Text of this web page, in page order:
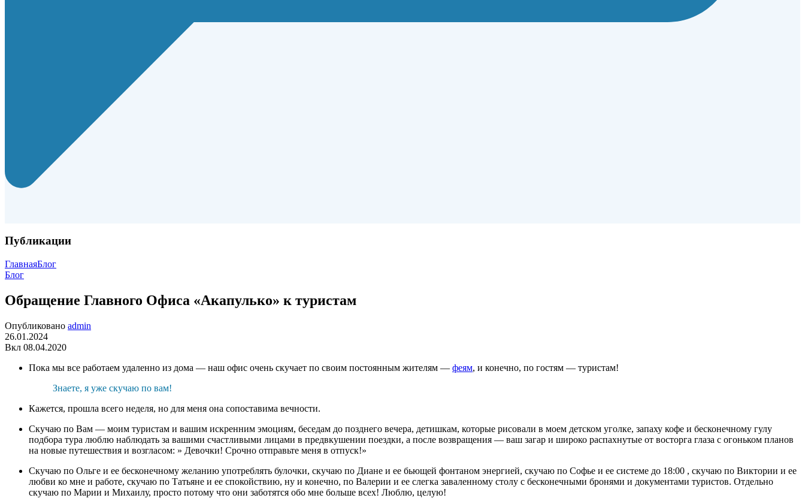
Публикации
ГлавнаяБлог
Блог
Обращение Главного Офиса «Акапулько» к туристам
Опубликовано admin
26.01.2024
Вкл 08.04.2020
Пока мы все работаем удаленно из дома — наш офис очень скучает по своим постоянным жителям — феям, и конечно, по гостям — туристам!
Знаете, я уже скучаю по вам!
Кажется, прошла всего неделя, но для меня она сопоставима вечности.
Скучаю по Вам — моим туристам и вашим искренним эмоциям, беседам до позднего вечера, детишкам, которые рисовали в моем детском уголке, запаху кофе и бесконечному гулу
подбора тура люблю наблюдать за вашими счастливыми лицами в предвкушении поездки, а после возвращения — ваш загар и широко распахнутые от восторга глаза с огоньком планов
на новые путешествия и возгласом: » Девочки! Срочно отправьте меня в отпуск!»
Скучаю по Ольге и ее бесконечному желанию употреблять булочки, скучаю по Диане и ее бьющей фонтаном энергией, скучаю по Софье и ее системе до 18:00 , скучаю по Виктории и ее
любви ко мне и работе, скучаю по Татьяне и ее спокойствию, ну и конечно, по Валерии и ее слегка заваленному столу с бесконечными бронями и документами туристов. Отдельно
скучаю по Марии и Михаилу, просто потому что они заботятся обо мне больше всех! Люблю, целую!